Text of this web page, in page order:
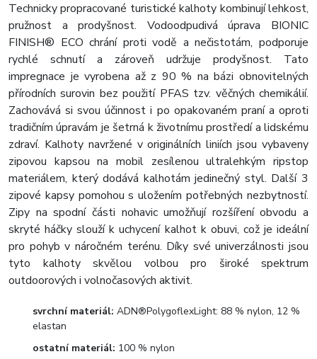
Technicky propracované turistické kalhoty kombinují lehkost,
pružnost a prodyšnost. Vodoodpudivá úprava BIONIC
FINISH® ECO chrání proti vodě a nečistotám, podporuje
rychlé schnutí a zároveň udržuje prodyšnost. Tato
impregnace je vyrobena až z 90 % na bázi obnovitelných
přírodních surovin bez použití PFAS tzv. věčných chemikálií.
Zachovává si svou účinnost i po opakovaném praní a oproti
tradičním úpravám je šetrná k životnímu prostředí a lidskému
zdraví. Kalhoty navržené v originálních liniích jsou vybaveny
zipovou kapsou na mobil zesílenou ultralehkým ripstop
materiálem, který dodává kalhotám jedinečný styl. Další 3
zipové kapsy pomohou s uložením potřebných nezbytností.
Zipy na spodní části nohavic umožňují rozšíření obvodu a
skryté háčky slouží k uchycení kalhot k obuvi, což je ideální
pro pohyb v náročném terénu. Díky své univerzálnosti jsou
tyto kalhoty skvělou volbou pro široké spektrum
outdoorových i volnočasových aktivit.
svrchní materiál: ADN®PolygoflexLight: 88 % nylon, 12 %
elastan
ostatní materiál: 100 % nylon